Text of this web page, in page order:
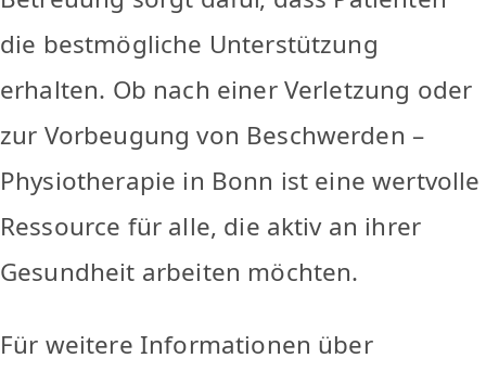
die bestmögliche Unterstützung
erhalten. Ob nach einer Verletzung oder
zur Vorbeugung von Beschwerden –
Physiotherapie in Bonn ist eine wertvolle
Ressource für alle, die aktiv an ihrer
Gesundheit arbeiten möchten.
Für weitere Informationen über